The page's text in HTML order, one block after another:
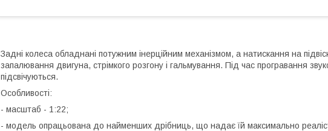
Задні колеса обладнані потужним інерційним механізмом, а натискання на
запалювання двигуна, стрімкого розгону і гальмування. Під час програвання
підсвічуються.
Особливості:
- масштаб - 1:22;
- модель опрацьована до найменших дрібниць, що надає їй максимально